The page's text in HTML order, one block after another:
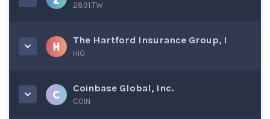
2891.TW
The Hartford Insurance Group, I
HIG
Coinbase Global, Inc.
COIN